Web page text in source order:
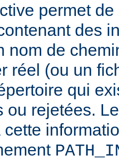
permet
des
nom de
réel (ou un
qui
ou rejetées.
cette